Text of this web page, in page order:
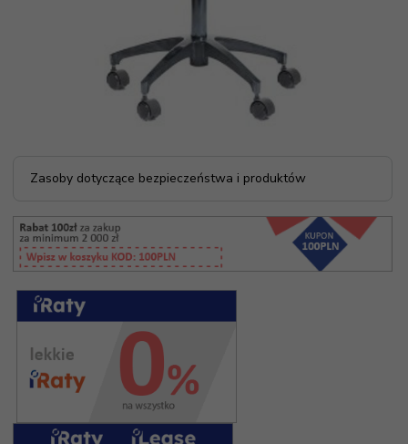
Zasoby dotyczące bezpieczeństwa i produktów